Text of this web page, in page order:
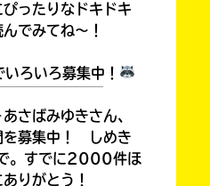
アカウント
ったりなドキドキ
でみてね～！
ろいろ募集中！
さばみゆきさん、
を募集中！ しめき
。すでに2000件ほ
りがとう！